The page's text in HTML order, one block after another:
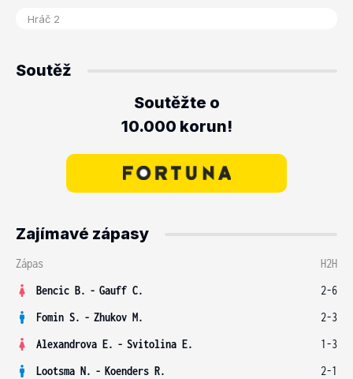
Soutěž
Soutěžte o
10.000 korun!
Zajímavé zápasy
Zápas
H2H
Bencic B. - Gauff C.
2-6
Fomin S. - Zhukov M.
2-3
Alexandrova E. - Svitolina E.
1-3
Lootsma N. - Koenders R.
2-1